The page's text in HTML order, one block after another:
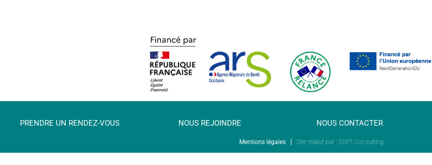
PRENDRE UN RENDEZ-VOUS NOUS REJOINDRE NOUS CONTACTER
Mentions légales Site réalisé par : DIXIT Consulting